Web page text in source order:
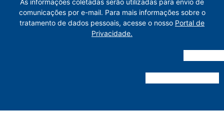
comunicações por e-mail. Para mais informações sobre o
tratamento de dados pessoais, acesse o nosso Portal de
Privacidade.